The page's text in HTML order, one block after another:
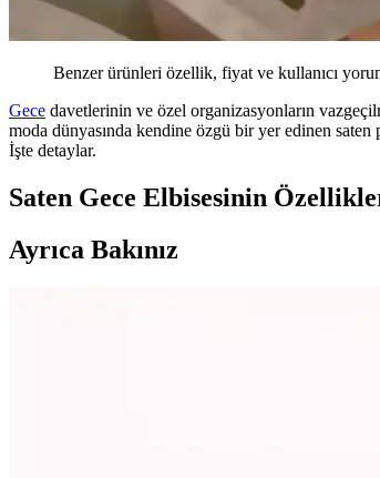
Benzer ürünleri özellik, fiyat ve kullanıcı
Gece davetlerinin ve özel organizasyonların
moda dünyasında kendine özgü bir yer edinen
İşte detaylar.
Saten Gece Elbisesinin
Ayrıca Bakınız